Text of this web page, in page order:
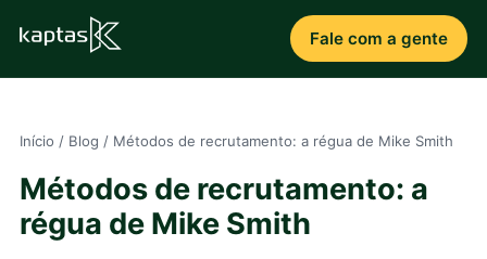
Fale com a gente
Início / Blog / Métodos de recrutamento: a régua de Mike Smith
Métodos de recrutamento: a
régua de Mike Smith